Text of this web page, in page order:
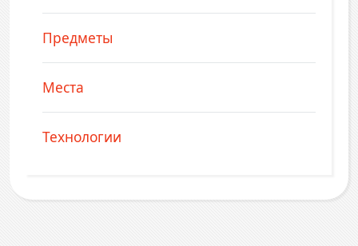
Предметы
Места
Технологии